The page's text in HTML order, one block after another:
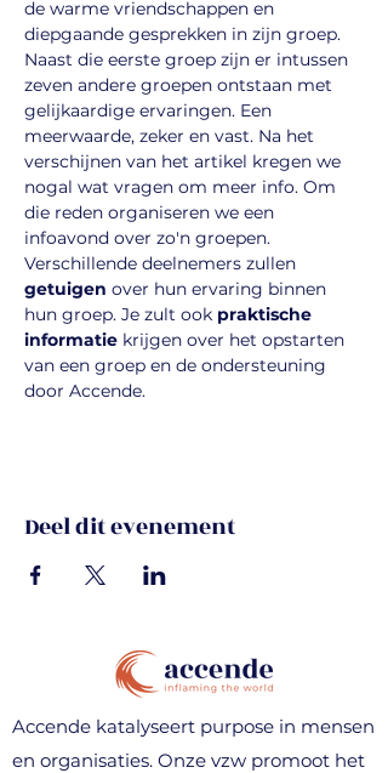
de warme vriendschappen en
diepgaande gesprekken in zijn groep.
Naast die eerste groep zijn er intussen
zeven andere groepen ontstaan met
gelijkaardige ervaringen. Een
meerwaarde, zeker en vast. Na het
verschijnen van het artikel kregen we
nogal wat vragen om meer info. Om
die reden organiseren we een
infoavond over zo'n groepen.
Verschillende deelnemers zullen
getuigen over hun ervaring binnen
hun groep. Je zult ook praktische
informatie krijgen over het opstarten
van een groep en de ondersteuning
door Accende.
Deel dit evenement
Accende katalyseert purpose in mensen
en organisaties. Onze vzw promoot het